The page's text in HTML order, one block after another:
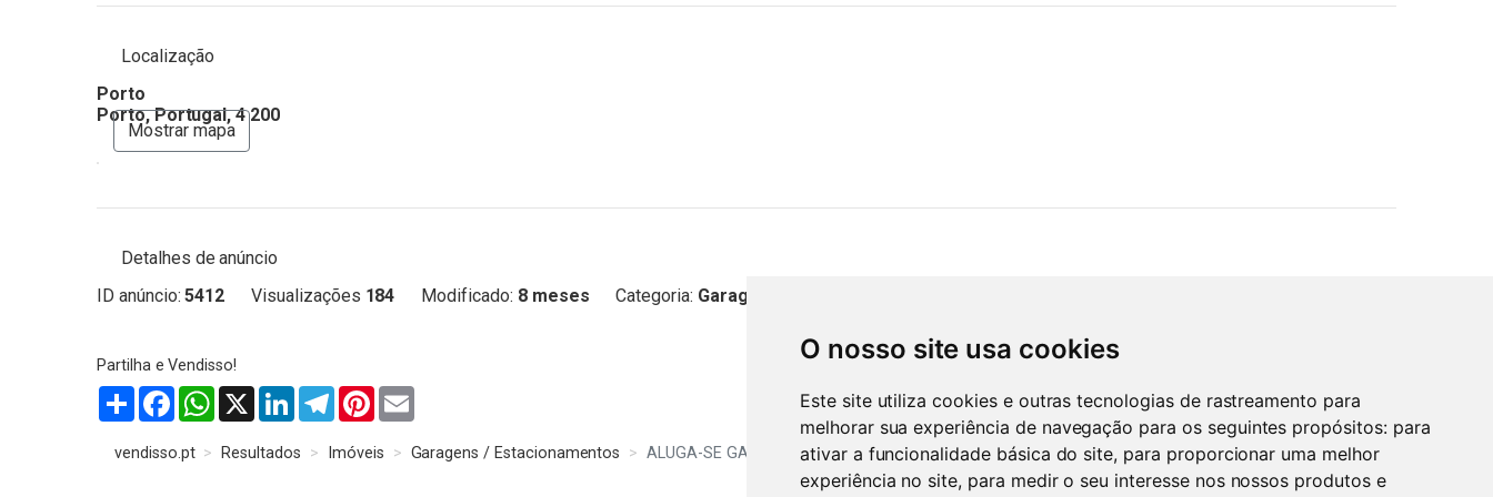
O nosso site usa cookies
Este site utiliza cookies e outras tecnologias de rastreamento para
melhorar sua experiência de navegação para os seguintes propósitos: para
ativar a funcionalidade básica do site, para proporcionar uma melhor
experiência no site, para medir o seu interesse nos nossos produtos e
Localização
Porto
Porto, Portugal, 4 200
Mostrar mapa
Detalhes de anúncio
ID anúncio: 5412 Visualizações 184 Modificado: 8 meses Categoria: Garagens / Estacionamentos
PartilharFacebookWhatsApp
X LinkedInTelegramPinterest
vendisso.pt Resultados Imóveis Garagens / Estacionamentos ALUGA-SE GARAGEM